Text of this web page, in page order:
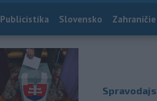
Publicistika Slovensko Zahraničie